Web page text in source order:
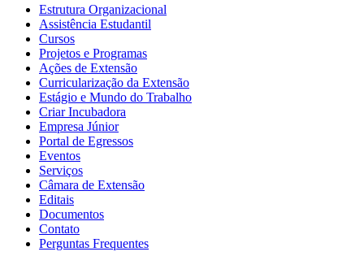
Estrutura Organizacional
Assistência Estudantil
Cursos
Projetos e Programas
Ações de Extensão
Curricularização da Extensão
Estágio e Mundo do Trabalho
Criar Incubadora
Empresa Júnior
Portal de Egressos
Eventos
Serviços
Câmara de Extensão
Editais
Documentos
Contato
Perguntas Frequentes